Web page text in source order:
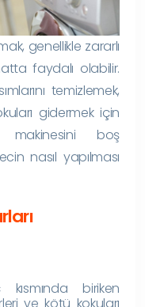
genellikle zararlı
faydalı olabilir.
temizlemek,
gidermek için
makinesini boş
nasıl yapılması
biriken
ve kötü kokuları